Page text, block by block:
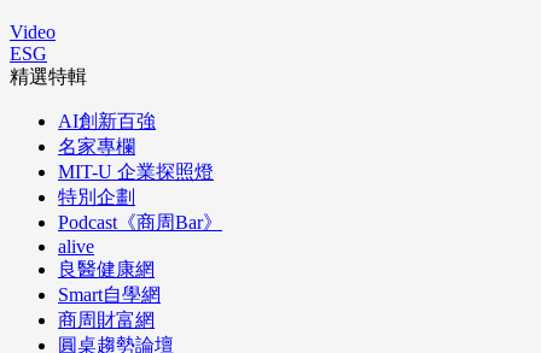
Video
ESG
精選特輯
AI創新百強
名家專欄
MIT-U 企業探照燈
特別企劃
Podcast《商周Bar》
alive
良醫健康網
Smart自學網
商周財富網
圓桌趨勢論壇